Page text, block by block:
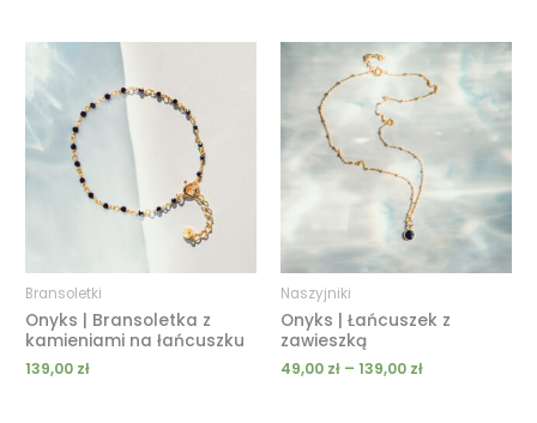
Bransoletki
Onyks | Bransoletka z
kamieniami na łańcuszku
139,00 zł
Naszyjniki
Onyks | Łańcuszek z
zawieszką
49,00 zł – 139,00 zł
Zakres
cen:
od
49,00 zł